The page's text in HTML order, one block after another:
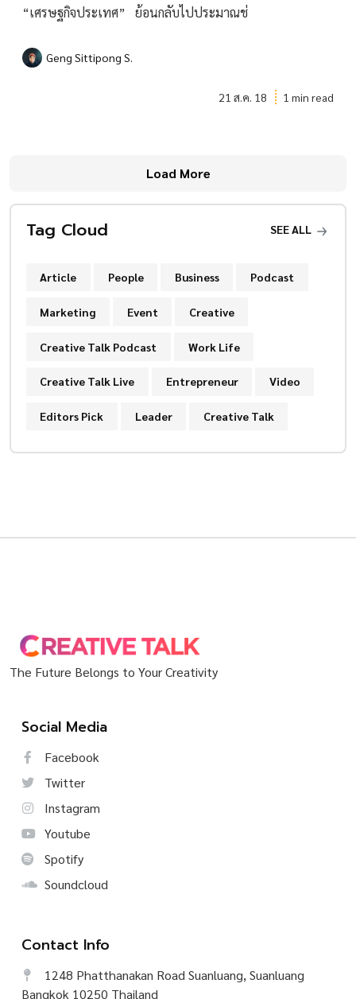
“เศรษฐกิจประเทศ” ย้อนกลับไปประมาณช่
Geng Sittipong S.
21 ส.ค. 18 1 min read
Load More
Tag Cloud SEE ALL
Article People Business Podcast
Marketing Event Creative
Creative Talk Podcast Work Life
Creative Talk Live Entrepreneur Video
Editors Pick Leader Creative Talk
The Future Belongs to Your Creativity
Social Media
Facebook
Twitter
Instagram
Youtube
Spotify
Soundcloud
Contact Info
1248 Phatthanakan Road Suanluang, Suanluang
Bangkok 10250 Thailand